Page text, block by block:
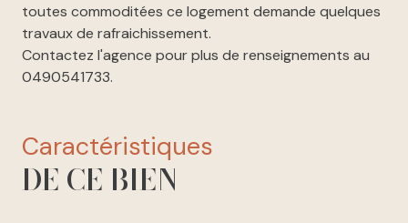
toutes commoditées ce logement demande quelques
travaux de rafraichissement.
Contactez l'agence pour plus de renseignements au
0490541733.
caractéristiques
DE CE BIEN